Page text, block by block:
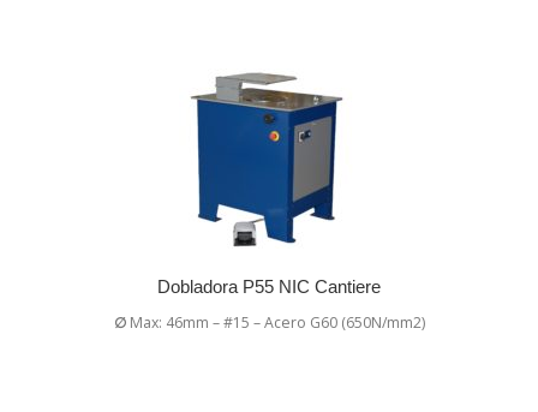
Dobladora P55 NIC Cantiere
∅Max: 46mm – #15 – Acero G60 (650N/mm2)